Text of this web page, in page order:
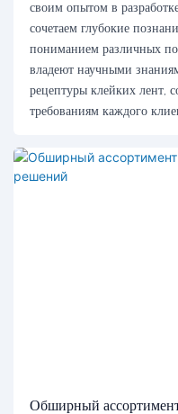
своим опытом в
сочетаем глубокие
пониманием различных
владеют научными
рецептуры клейких лент,
требованиям каждого
Обширный